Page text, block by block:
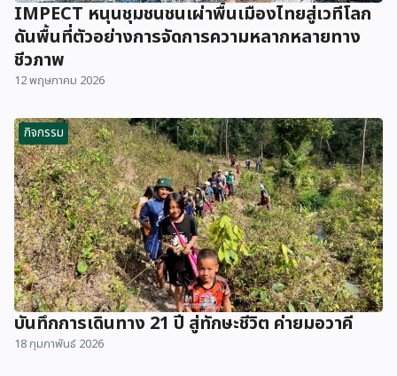
IMPECT หนุนชุมชนชนเผ่าพื้นเมืองไทยสู่เวทีโลก
ดันพื้นที่ตัวอย่างการจัดการความหลากหลายทาง
ชีวภาพ
12 พฤษภาคม 2026
กิจกรรม
บันทึกการเดินทาง 21 ปี สู่ทักษะชีวิต ค่ายมอวาคี
18 กุมภาพันธ์ 2026